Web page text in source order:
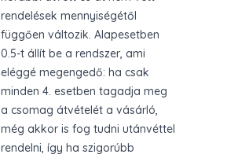
rendelések mennyiségétől
függően változik. Alapesetben
0.5-t állít be a rendszer, ami
eléggé megengedő: ha csak
minden 4. esetben tagadja meg
a csomag átvételét a vásárló,
még akkor is fog tudni utánvéttel
rendelni, így ha szigorúbb